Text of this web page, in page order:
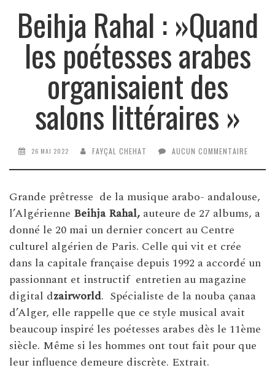
Beihja Rahal : »Quand
les poétesses arabes
organisaient des
salons littéraires »
26 MAI 2022 FAYÇAL CHEHAT AUCUN COMMENTAIRE
Grande prêtresse de la musique arabo- andalouse,
l’Algérienne Beihja Rahal, auteure de 27 albums, a
donné le 20 mai un dernier concert au Centre
culturel algérien de Paris. Celle qui vit et crée
dans la capitale française depuis 1992 a accordé un
passionnant et instructif entretien au magazine
digital dzairworld. Spécialiste de la nouba çanaa
d’Alger, elle rappelle que ce style musical avait
beaucoup inspiré les poétesses arabes dès le 11ème
siècle. Même si les hommes ont tout fait pour que
leur influence demeure discrète. Extrait.